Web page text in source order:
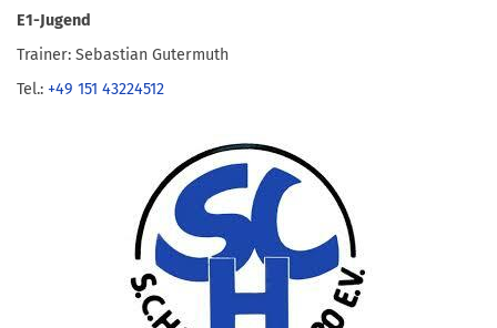
E1-Jugend
Trainer: Sebastian Gutermuth
Tel.: +49 151 43224512